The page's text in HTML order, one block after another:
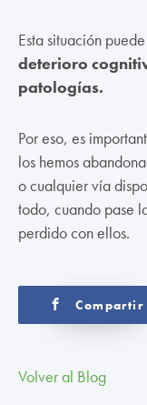
Esta situación puede
deterioro
patologías.
Por eso, es
los hemos
o cualquier vía
todo, cuando pase
perdido con ellos.
Compartir
Volver al Blog